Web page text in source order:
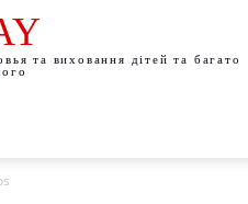
та виховання дітей та багато